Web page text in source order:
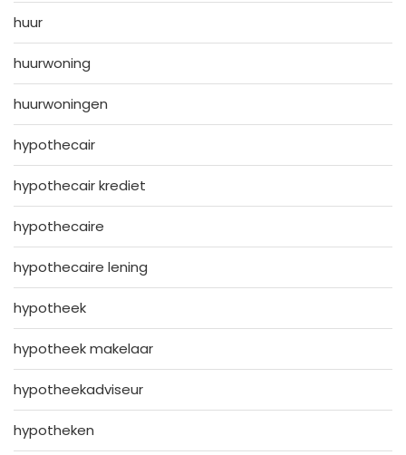
huur
huurwoning
huurwoningen
hypothecair
hypothecair krediet
hypothecaire
hypothecaire lening
hypotheek
hypotheek makelaar
hypotheekadviseur
hypotheken